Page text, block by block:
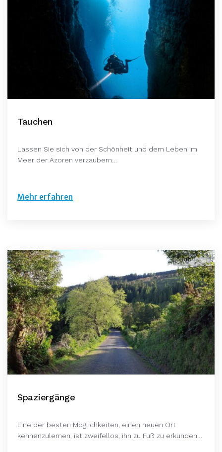
Tauchen
Lassen Sie sich von der Schönheit und dem Leben im
Meer der Azoren verzaubern…
Mehr erfahren
@Pedro Rosa
Spaziergänge
Eine der besten Möglichkeiten, einen neuen Ort
kennenzulernen, ist zweifellos, ihn zu Fuß zu erkunden…